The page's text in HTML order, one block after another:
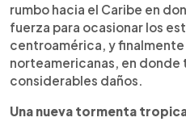
rumbo hacia el Caribe en
fuerza para ocasionar los
centroamérica, y
norteamericanas, en donde
considerables daños.
Una nueva tormenta